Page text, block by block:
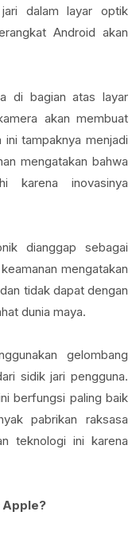
dalam layar optik
Android akan
di bagian atas layar
akan membuat
tampaknya menjadi
mengatakan bahwa
karena inovasinya
dianggap sebagai
mengatakan
tidak dapat dengan
dunia maya.
gelombang
sidik jari pengguna.
berfungsi paling baik
pabrikan raksasa
teknologi ini karena
Apple?